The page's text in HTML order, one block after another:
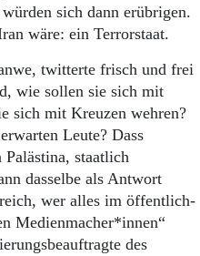
sich dann erübrigen.
wäre: ein Terrorstaat.
twitterte frisch und frei
wie sollen sie sich mit
sich mit Kreuzen wehren?
Leute? Dass
staatlich
dasselbe als Antwort
wer alles im öffentlich-
Medienmacher*innen“
des